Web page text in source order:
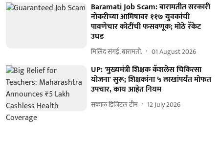
Baramati Job Scam: बारामतीत सरकारी
नोकरीच्या आमिषावर ११७ युवकांची
पावणेचार कोटींची फसवणूक; मोठे रॅकेट
उघड
मिलिंद संगई, बारामती. 01 August 2026
UP: 'मुख्यमंत्री शिक्षक कॅशलेस चिकित्सा
योजना' सुरू; शिक्षकांना ५ लाखांपर्यंत मोफत
उपचार, काय आहेत नियम
सकाळ डिजिटल टीम 12 July 2026